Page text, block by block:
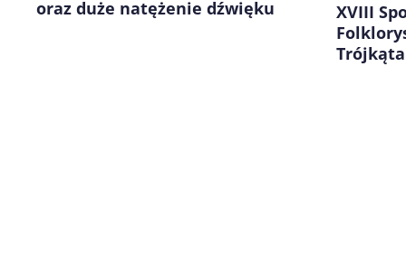
oraz duże natężenie dźwięku
XVIII
Trójkąta